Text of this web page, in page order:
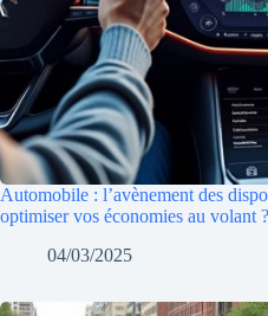
Automobile : l’avènement des
optimiser vos économies au volant ?
04/03/2025